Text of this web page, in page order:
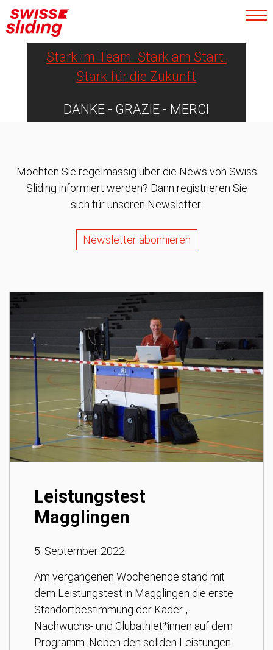
Stark im Team. Stark am Start.
Stark für die Zukunft
DANKE - GRAZIE - MERCI
Möchten Sie regelmässig über die News von Swiss
Sliding informiert werden? Dann registrieren Sie
sich für unseren Newsletter.
Newsletter abonnieren
Leistungstest
Magglingen
5. September 2022
Am vergangenen Wochenende stand mit
dem Leistungstest in Magglingen die erste
Standortbestimmung der Kader-,
Nachwuchs- und Clubathlet*innen auf dem
Programm. Neben den soliden Leistungen